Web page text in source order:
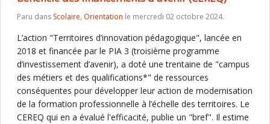
Paru dans Scolaire, Orientation le mercredi 02 octobre 2024.
L’action "Territoires d’innovation pédagogique", lancée en
2018 et financée par le PIA 3 (troisième programme
d’investissement d’avenir), a doté une trentaine de "campus
des métiers et des qualifications*" de ressources
conséquentes pour développer leur action de modernisation
de la formation professionnelle à l’échelle des territoires. Le
CEREQ qui en a évalué l'efficacité, publie un "bref". Il estime